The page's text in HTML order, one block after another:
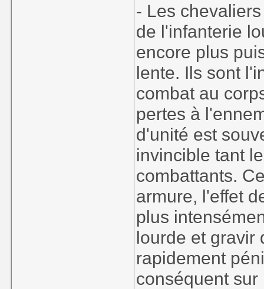
- Les
de l'infanterie
encore plus
lente. Ils sont
combat au
pertes à
d'unité est
invincible tant
combattants.
armure, l'effet
plus
lourde et gravir
rapidement
conséquent